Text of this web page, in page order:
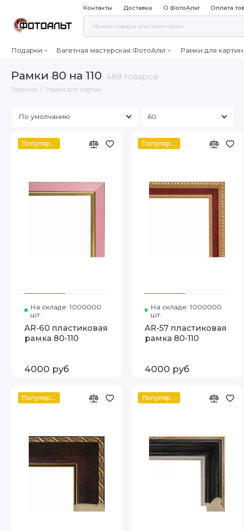
Контакты Доставка О ФотоАльт Оплата
Подарки Багетная мастерская ФотоАльт Рамки для картин
Рамки 80 на 110 488 товаров
Главная Рамки для картин
Популярное
На складе: 1000000
шт.
Код товара: 425-PINK 80-110
AR-60 пластиковая
рамка 80-110
4000 руб
Популярное
На складе: 1000000
шт.
Код
AR-57 пластиковая
рамка 80-110
4000 руб
Популярное Популярное